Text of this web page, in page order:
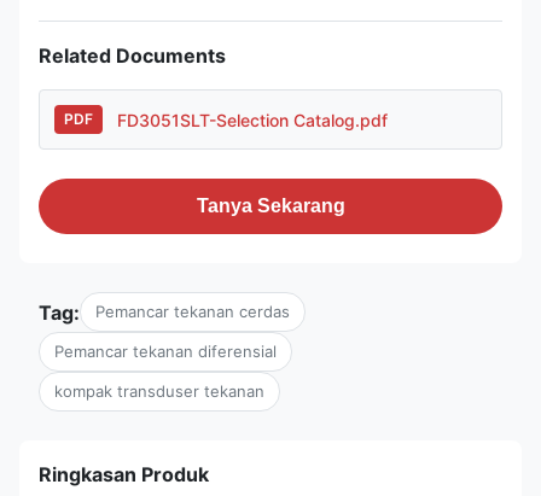
Related Documents
PDF FD3051SLT-Selection Catalog.pdf
Tanya Sekarang
Tag: Pemancar tekanan cerdas
Pemancar tekanan diferensial
kompak transduser tekanan
Ringkasan Produk